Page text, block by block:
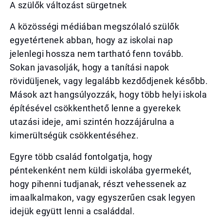
A szülők változást sürgetnek
A közösségi médiában megszólaló szülők
egyetértenek abban, hogy az iskolai nap
jelenlegi hossza nem tartható fenn tovább.
Sokan javasolják, hogy a tanítási napok
rövidüljenek, vagy legalább kezdődjenek később.
Mások azt hangsúlyozzák, hogy több helyi iskola
építésével csökkenthető lenne a gyerekek
utazási ideje, ami szintén hozzájárulna a
kimerültségük csökkentéséhez.
Egyre több család fontolgatja, hogy
péntekenként nem küldi iskolába gyermekét,
hogy pihenni tudjanak, részt vehessenek az
imaalkalmakon, vagy egyszerűen csak legyen
idejük együtt lenni a családdal.